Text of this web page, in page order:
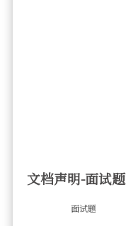
文档声明-面试题
面试题